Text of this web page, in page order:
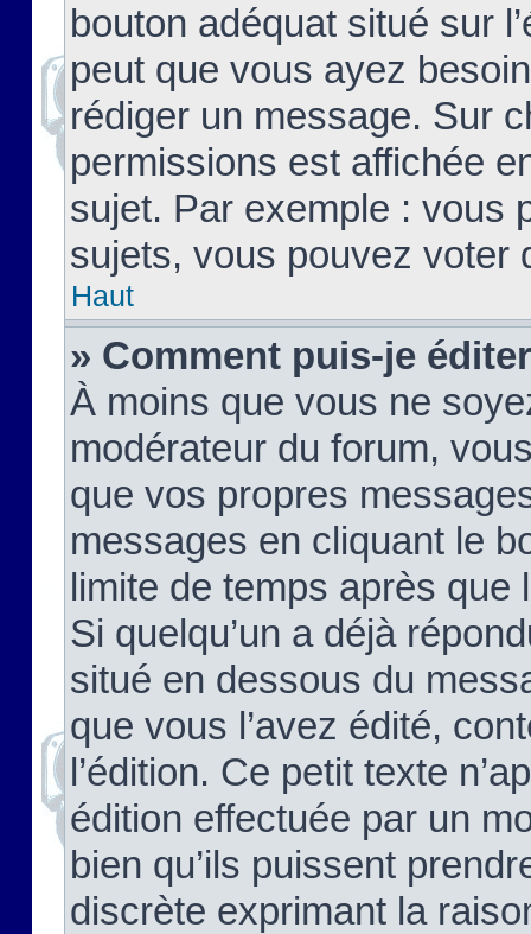
bouton adéquat situé sur
peut que vous ayez
rédiger un message. Sur
permissions est affichée
sujet. Par exemple : vous
sujets, vous pouvez voter
Haut
» Comment puis-je
À moins que vous ne
modérateur du forum,
que vos propres
messages en cliquant le
limite de temps après que
Si quelqu’un a déjà
situé en dessous du
que vous l’avez édité,
l’édition. Ce petit texte
édition effectuée par un
bien qu’ils puissent
discrète exprimant la